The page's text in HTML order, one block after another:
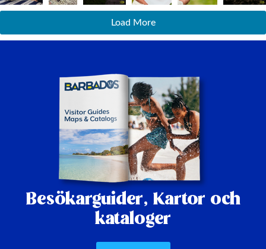
Load More
Besökarguider, Kartor och
kataloger